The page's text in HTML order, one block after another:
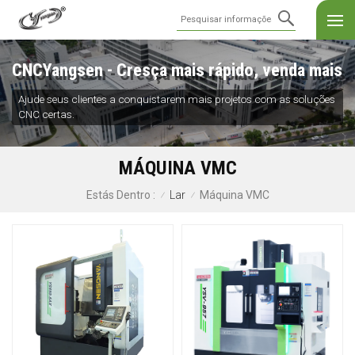
CNCYangsen - Cresça mais rápido, venda mais
Ajude seus clientes a conquistarem mais projetos com as soluções
CNC certas.
MÁQUINA VMC
Estás Dentro : / Lar / Máquina VMC